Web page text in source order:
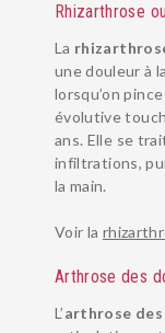
Rhizarthrose
La
une douleur à
lorsqu’on
évolutive
ans. Elle se
infiltrations,
la main.
Voir la
Arthrose des
L’arthrose